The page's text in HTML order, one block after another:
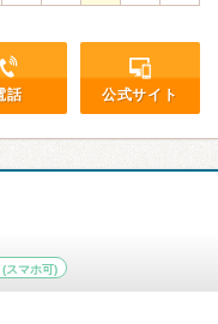
話 公式サイト
(スマホ可)